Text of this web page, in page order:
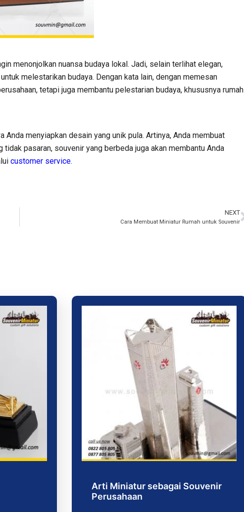
menonjolkan nuansa budaya lokal. Jadi, selain terlihat elegan,
melestarikan budaya. Dengan kata lain, dengan memesan
tetapi juga membantu pelestarian budaya, khususnya rumah
menyiapkan desain yang unik pula. Artinya, Anda membuat
pasaran, souvenir yang berbeda juga akan membantu Anda
customer service.
NEXT
Cara Membuat Miniatur Rumah untuk Souvenir
Arti Miniatur sebagai Souvenir
Perusahaan